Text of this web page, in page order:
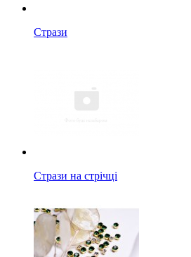
Стрази
Стрази на стрічці